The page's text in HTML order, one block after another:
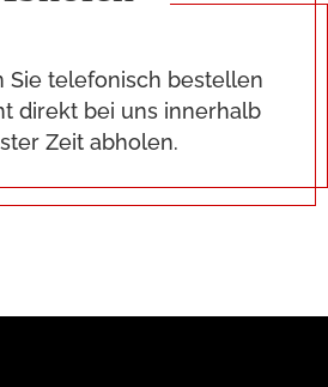
Sie telefonisch bestellen
direkt bei uns innerhalb
Zeit abholen.